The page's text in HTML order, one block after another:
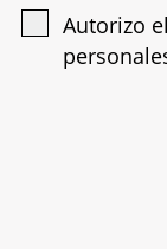
Autorizo